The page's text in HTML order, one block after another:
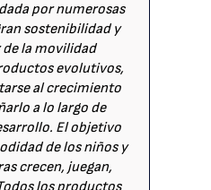
por numerosas
sostenibilidad y
la movilidad
evolutivos,
al crecimiento
a lo largo de
El objetivo
de los niños y
crecen, juegan,